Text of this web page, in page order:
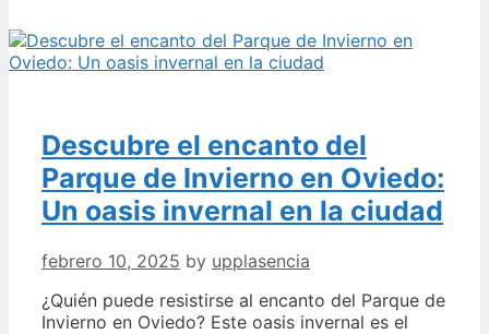
Descubre el encanto del
Parque de Invierno en Oviedo:
Un oasis invernal en la ciudad
febrero 10, 2025 by upplasencia
¿Quién puede resistirse al encanto del Parque de
Invierno en Oviedo? Este oasis invernal es el